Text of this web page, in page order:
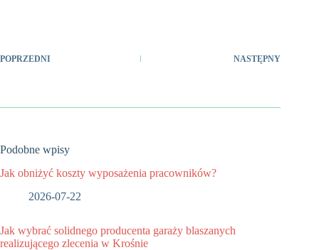
POPRZEDNI NASTĘPNY
Podobne wpisy
Jak obniżyć koszty wyposażenia pracowników?
2026-07-22
Jak wybrać solidnego producenta garaży blaszanych
realizującego zlecenia w Krośnie